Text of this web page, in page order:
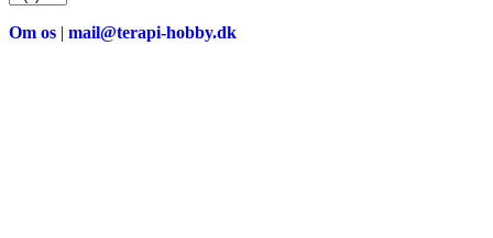
Om os | mail@terapi-hobby.dk